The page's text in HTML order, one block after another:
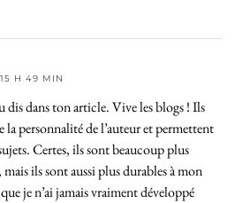
H 49 MIN
dis dans ton article. Vive les blogs ! Ils
personnalité de l’auteur et permettent
Certes, ils sont beaucoup plus
ils sont aussi plus durables à mon
je n’ai jamais vraiment développé